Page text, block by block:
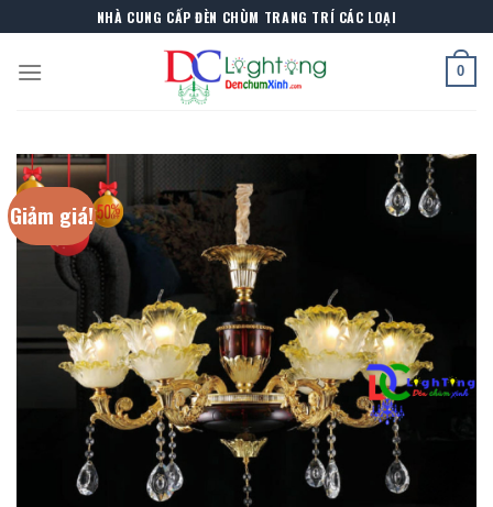
to
content
NHÀ CUNG CẤP ĐÈN CHÙM TRANG TRÍ CÁC LOẠI
0
Giảm giá!